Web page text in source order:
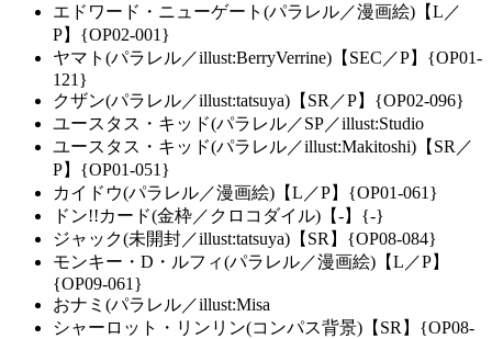
エドワード・ニューゲート(パラレル／漫画絵)【L／
P】{OP02-001}
ヤマト(パラレル／illust:BerryVerrine)【SEC／P】{OP01-
121}
クザン(パラレル／illust:tatsuya)【SR／P】{OP02-096}
ユースタス・キッド(パラレル／SP／illust:Studio
ユースタス・キッド(パラレル／illust:Makitoshi)【SR／
P】{OP01-051}
カイドウ(パラレル／漫画絵)【L／P】{OP01-061}
ドン!!カード(金枠／クロコダイル)【-】{-}
ジャック(未開封／illust:tatsuya)【SR】{OP08-084}
モンキー・D・ルフィ(パラレル／漫画絵)【L／P】
{OP09-061}
おナミ(パラレル／illust:Misa
シャーロット・リンリン(コンパス背景)【SR】{OP08-